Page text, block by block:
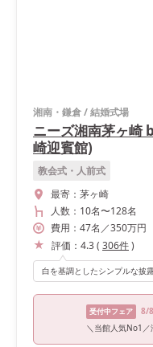
湘南・鎌倉/結婚式場
ニーズ湘南茅ヶ崎
崎迎賓館)
教会式・人前式
最寄： 茅ヶ崎
人数： 10名〜128名
費用： 47名 ／350万円
評価： 4.3( 306件)
受付中フェア 8/8